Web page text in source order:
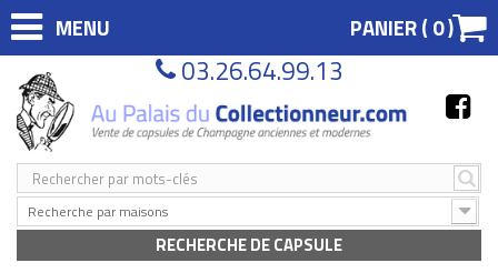
MENU PANIER (0)
03.26.64.99.13
Recherche par maisons
RECHERCHE DE CAPSULE